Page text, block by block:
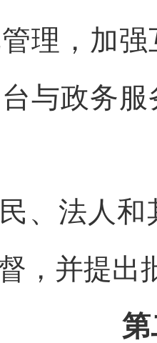
理，加
与政务
、法人和
，并提出
第